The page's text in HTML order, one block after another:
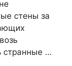
стены за
странные …